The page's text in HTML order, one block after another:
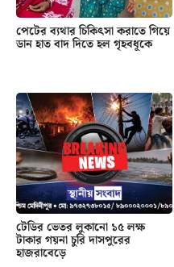
পেটের ব্যথার চিকিৎসা করাতে গিয়ে
ডান হাত বাদ দিতে হল গৃহবধূকে
টেডির ভেতর লুকানো ১৫ লক্ষ
টাকার গয়না চুরি দাসপুরের
হাজরাবেড়ে